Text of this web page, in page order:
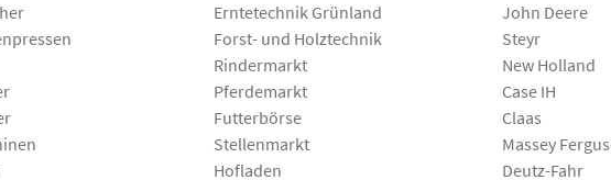
Erntetechnik Grünland
Forst- und Holztechnik
Rindermarkt
Pferdemarkt
Futterbörse
Stellenmarkt
Hofladen
John Deere
Steyr
New Holland
Case IH
Claas
Massey
Deutz-Fahr